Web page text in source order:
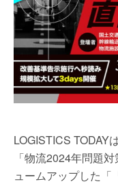
LOGISTICS TODAY
「物流2024年問題
ュームアップした「